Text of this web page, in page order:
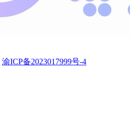
渝ICP备2023017999号-4